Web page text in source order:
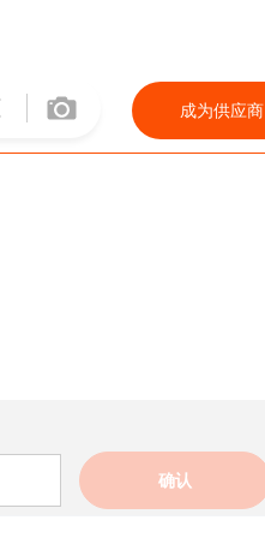
成为供应商
确认